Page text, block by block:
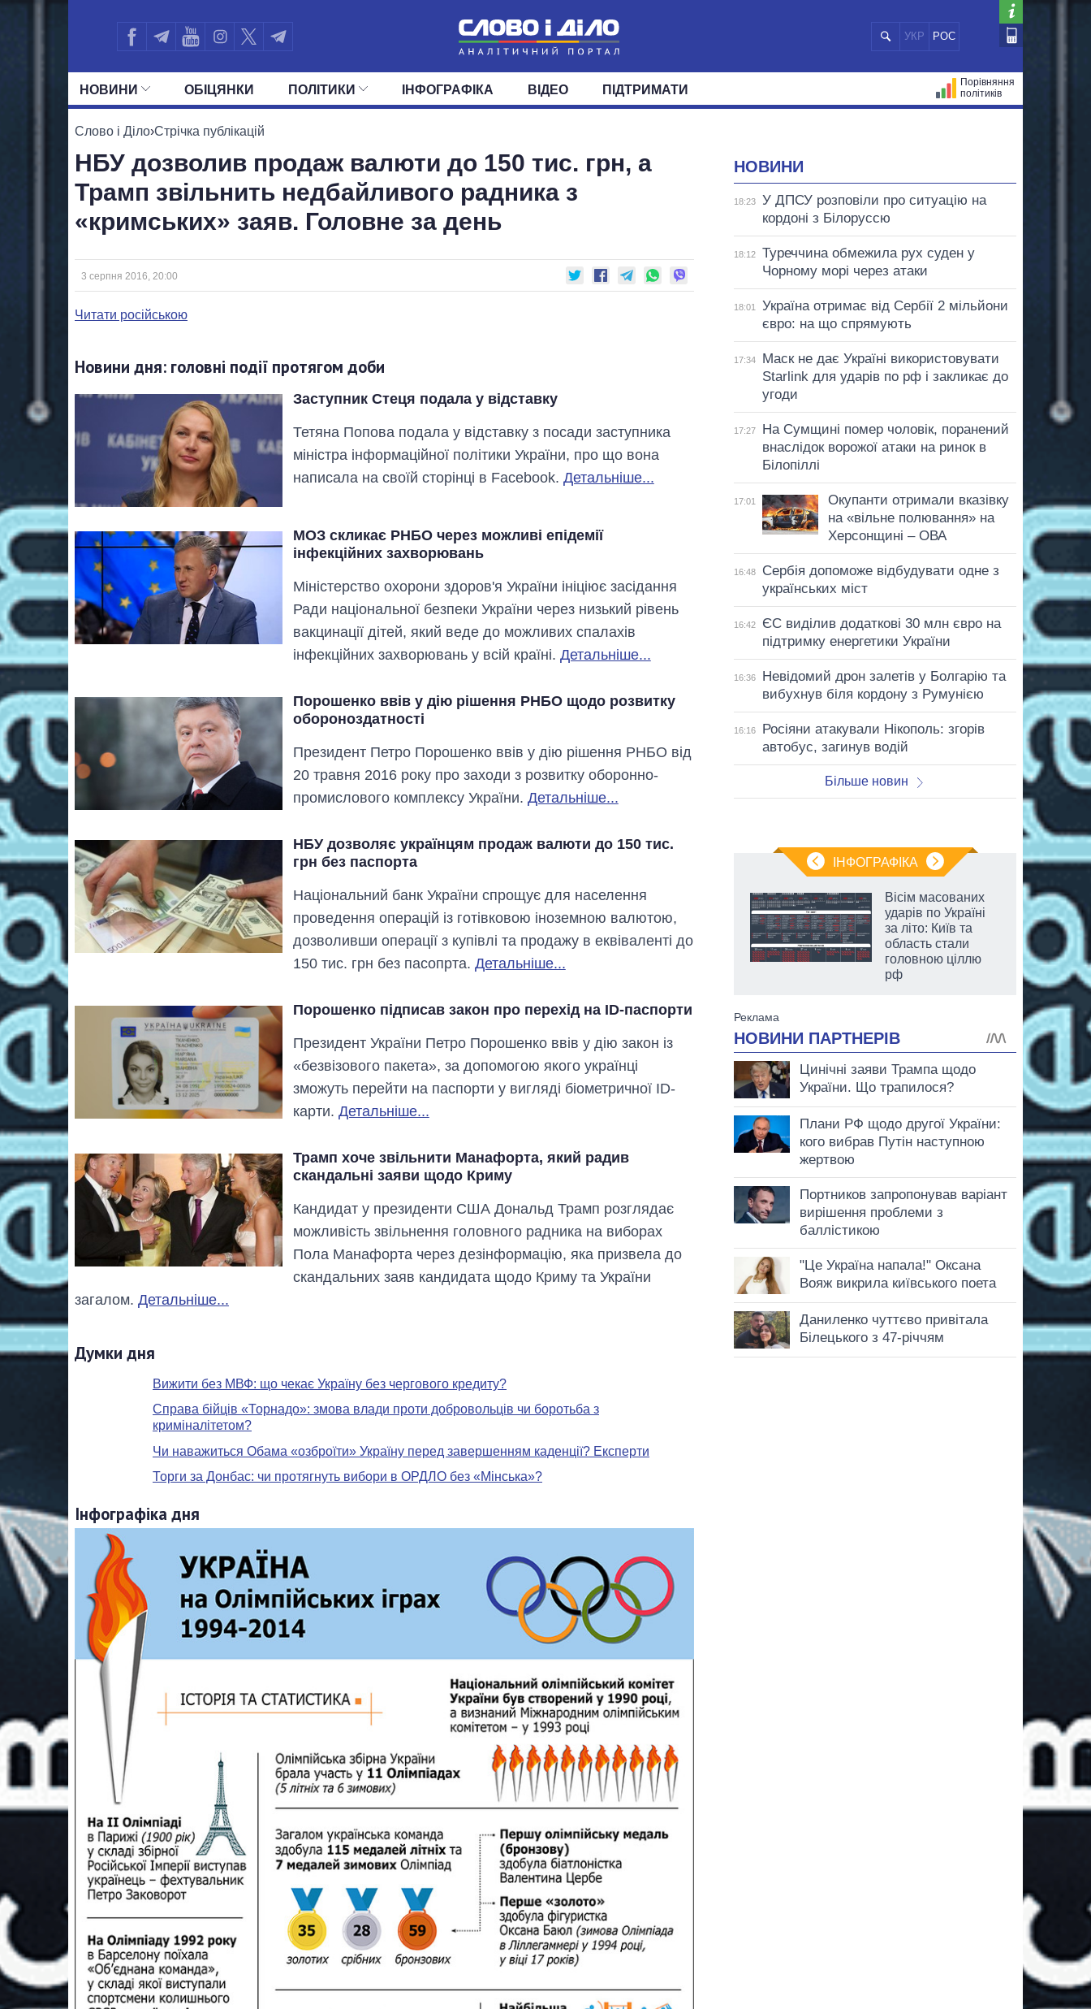
УКР РОС
НОВИНИ
ПОЛІТИКА ЕКОНОМІКА СУСПІЛЬСТВО СВІТ
ОБIЦЯНКИ ПОЛIТИКИ
УСІ ПОЛІТИКИ
ДЕПУТАТИ КОМІТЕТИ ФРАКЦІЇ ОКРУГИ
ІНФОГРАФІКА ВІДЕО ПІДТРИМАТИ
Порівняння
політиків
Слово і Діло›Стрічка публікацій
НБУ дозволив продаж валюти до 150 тис. грн, а
Трамп звільнить недбайливого радника з
«кримських» заяв. Головне за день
3 серпня 2016, 20:00
Читати російською
Новини дня: головні події протягом доби
Заступник Стеця подала у відставку
Тетяна Попова подала у відставку з посади заступника
міністра інформаційної політики України, про що вона
написала на своїй сторінці в Facebook. Детальніше...
МОЗ скликає РНБО через можливі епідемії
інфекційних захворювань
Міністерство охорони здоров'я України ініціює засідання
Ради національної безпеки України через низький рівень
вакцинації дітей, який веде до можливих спалахів
інфекційних захворювань у всій країні. Детальніше...
Порошенко ввів у дію рішення РНБО щодо розвитку
обороноздатності
Президент Петро Порошенко ввів у дію рішення РНБО від
20 травня 2016 року про заходи з розвитку оборонно-
промислового комплексу України. Детальніше...
НБУ дозволяє українцям продаж валюти до 150 тис.
грн без паспорта
Національний банк України спрощує для населення
проведення операцій із готівковою іноземною валютою,
дозволивши операції з купівлі та продажу в еквіваленті до
150 тис. грн без пасопрта. Детальніше...
Порошенко підписав закон про перехід на ID-паспорти
Президент України Петро Порошенко ввів у дію закон із
«безвізового пакета», за допомогою якого українці
зможуть перейти на паспорти у вигляді біометричної ID-
карти. Детальніше...
Трамп хоче звільнити Манафорта, який радив
скандальні заяви щодо Криму
Кандидат у президенти США Дональд Трамп розглядає
можливість звільнення головного радника на виборах
Пола Манафорта через дезінформацію, яка призвела до
скандальних заяв кандидата щодо Криму та України
загалом. Детальніше...
Думки дня
Вижити без МВФ: що чекає Україну без чергового кредиту?
Справа бійців «Торнадо»: змова влади проти добровольців чи боротьба з
криміналітетом?
Чи наважиться Обама «озброїти» Україну перед завершенням каденції? Експерти
Торги за Донбас: чи протягнуть вибори в ОРДЛО без «Мінська»?
Інфографіка дня
НОВИНИ
18:23
У ДПСУ розповіли про ситуацію на
кордоні з Білоруссю
18:12
Туреччина обмежила рух суден у
Чорному морі через атаки
18:01
Україна отримає від Сербії 2 мільйони
євро: на що спрямують
17:34
Маск не дає Україні використовувати
Starlink для ударів по рф і закликає до
угоди
17:27
На Сумщині помер чоловік, поранений
внаслідок ворожої атаки на ринок в
Білопіллі
17:01
Окупанти отримали вказівку
на «вільне полювання» на
Херсонщині – ОВА
16:48
Сербія допоможе відбудувати одне з
українських міст
16:42
ЄС виділив додаткові 30 млн євро на
підтримку енергетики України
16:36
Невідомий дрон залетів у Болгарію та
вибухнув біля кордону з Румунією
16:16
Росіяни атакували Нікополь: згорів
автобус, загинув водій
Більше новин
ІНФОГРАФІКА
Як змінився
бюджет
Міністерства
оборони за 13
Вісім масованих
ударів по Україні
за літо: Київ та
область стали
головною ціллю
рф